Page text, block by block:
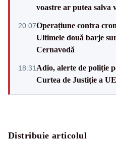
voastre ar putea salva
20:07Operațiune contra
Ultimele două barje
Cernavodă
18:31 Adio, alerte de poliție
Curtea de Justiție a UE
Distribuie articolul